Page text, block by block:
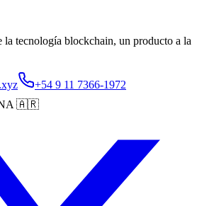
tecnología blockchain, un producto a la
+54 9 11 7366-1972
🇦🇷